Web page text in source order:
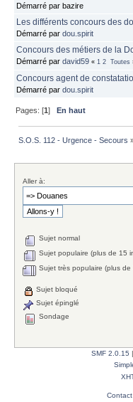
Démarré par bazire
Les différents concours des
Démarré par dou.spirit
Concours des métiers de la
Démarré par david59 « 1 2 Toutes
Concours agent de
Démarré par dou.spirit
Pages: [1]En haut
S.O.S. 112 - Urgence - Secours
Aller à:
Sujet normal
Sujet populaire (plus de 15
Sujet très populaire (plus
Sujet bloqué
Sujet épinglé
Sondage
SMF 2.0.15
Contact